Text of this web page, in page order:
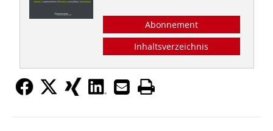
Abonnement
Inhaltsverzeichnis